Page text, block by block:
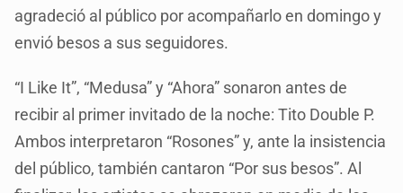
agradeció al público por acompañarlo en domingo y
envió besos a sus seguidores.
“I Like It”, “Medusa” y “Ahora” sonaron antes de
recibir al primer invitado de la noche: Tito Double P.
Ambos interpretaron “Rosones” y, ante la insistencia
del público, también cantaron “Por sus besos”. Al